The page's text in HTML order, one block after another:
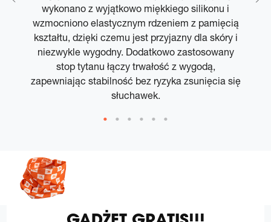
wykonano z wyjątkowo miękkiego silikonu i
wzmocniono elastycznym rdzeniem z pamięcią
kształtu, dzięki czemu jest przyjazny dla skóry i
niezwykle wygodny. Dodatkowo zastosowany
stop tytanu łączy trwałość z wygodą,
zapewniając stabilność bez ryzyka zsunięcia się
słuchawek.